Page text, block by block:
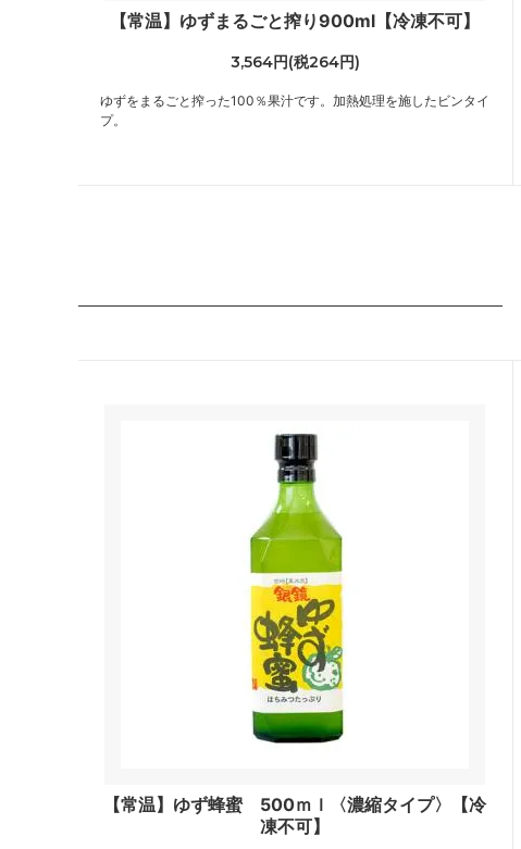
【常温】ゆずまるごと搾り900ml【冷凍不可】
3,564円(税264円)
ゆずをまるごと搾った100％果汁です。加熱処理を施したビンタイ
プ。
【常温】ゆず蜂蜜 500ｍｌ〈濃縮タイプ〉【冷
凍不可】